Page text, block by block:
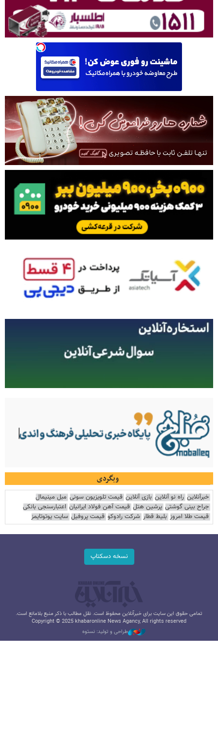
وبگردی
خبرآنلاین راه نو آنلاین بازی آنلاین قیمت تلویزیون سونی مبل مینیمال
جراح بینی گوشتی پرشین هتل قیمت آهن فولاد ایرانیان اعتبارسنجی بانکی
قیمت طلا امروز بلیط قطار شرکت رادوکو قیمت پروفیل سایت یوتوتایمز
نسخه دسکتاپ
تمامی حقوق این سایت برای خبرآنلاین محفوظ است. نقل مطالب با ذکر منبع بلامانع است.
Copyright © 2025 khabaronline News Agancy, All rights reserved
طراحی و تولید: نستوه